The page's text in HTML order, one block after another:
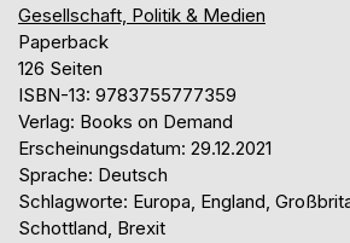
Gesellschaft, Politik & Medien
Paperback
126 Seiten
ISBN-13: 9783755777359
Verlag: Books on Demand
Erscheinungsdatum: 29.12.2021
Sprache: Deutsch
Schlagworte: Europa, England,
Schottland, Brexit